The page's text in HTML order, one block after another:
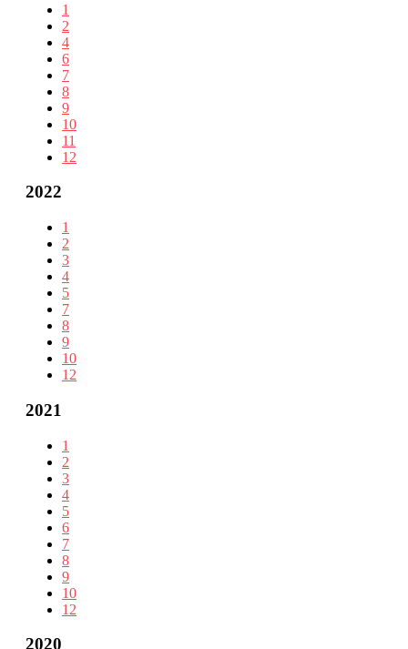
1
2
4
6
7
8
9
10
11
12
2022
1
2
3
4
5
7
8
9
10
12
2021
1
2
3
4
5
6
7
8
9
10
12
2020